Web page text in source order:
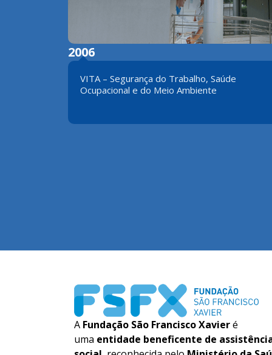
2004
HMC II – Hospital Márcio Cunha
A Fundação São Francisco Xavieré
uma entidade beneficente de